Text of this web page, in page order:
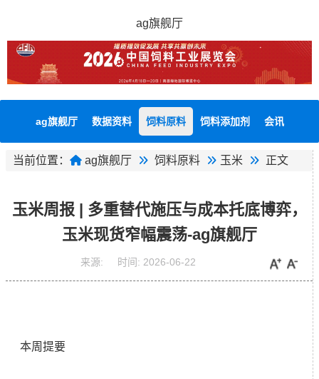
ag旗舰厅
ag旗舰厅 数据资料 饲料原料 饲料添加剂 会讯
当前位置： ag旗舰厅 饲料原料 玉米 正文
玉米周报 | 多重替代施压与成本托底博弈，
玉米现货窄幅震荡-ag旗舰厅
来源: 时间: 2026-06-22
本周提要